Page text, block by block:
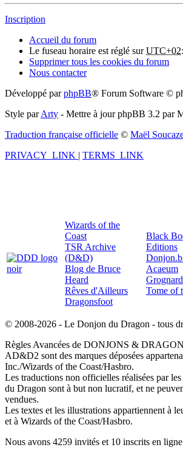
Inscription
Accueil du forum
Le fuseau horaire est réglé sur
Supprimer tous les cookies du forum
Nous contacter
Développé parphpBB® Forum Software ©
Style parArty - Mettre à jour phpBB 3.2 par
Traduction française officielle © Maël
PRIVACY_LINK | TERMS_LINK
Wizards of the
Coast
TSR Archive
(D&D)
Blog de Bruce
Heard
Rêves d'Ailleurs
Dragonsfoot
Black
Editions
Acaeum
Tome of
© 2008-2026 - Le Donjon du Dragon - tous
Règles Avancées de DONJONS &
AD&D2 sont des marques déposées
Inc./Wizards of the Coast/Hasbro.
Les traductions non officielles réalisées par
du Dragon sont à but non lucratif, et ne
vendues.
Les textes et les illustrations appartiennent à
et à Wizards of the Coast/Hasbro.
Nous avons 4259 invités et 10 inscrits en ligne